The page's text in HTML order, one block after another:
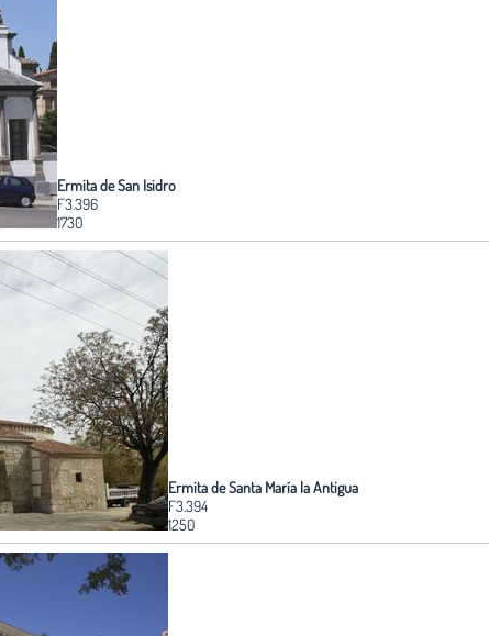
Ermita de San Isidro
F3.396
1730
Ermita de Santa María la Antigua
F3.394
1250